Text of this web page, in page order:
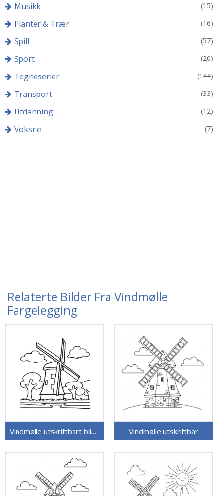
Musikk (15)
Planter & Trær (16)
Spill (57)
Sport (20)
Tegneserier (144)
Transport (33)
Utdanning (12)
Voksne (7)
Relaterte Bilder Fra Vindmølle
Fargelegging
Vindmølle utskriftbart bilde Vindmølle utskriftbar